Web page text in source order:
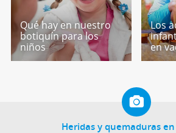
Qué hay en nuestro
botiquín para los
niños
Los
en
Heridas y quemaduras